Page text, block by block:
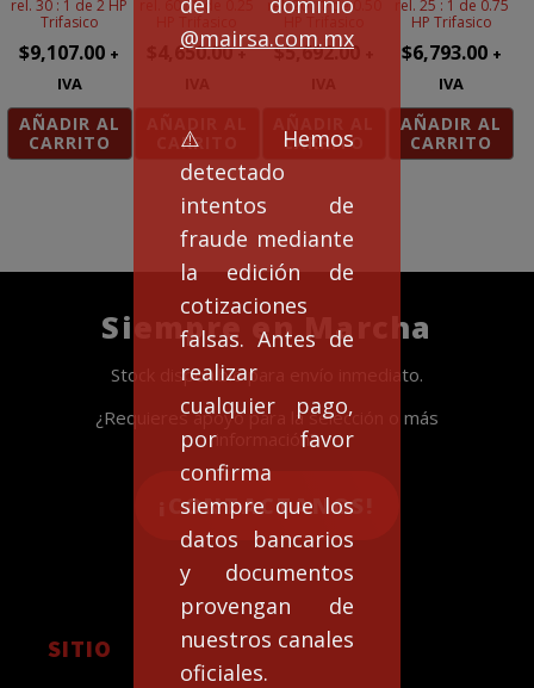
@mairsa.com.mx
⚠️Hemos
detectado
intentos de
fraude mediante
la edición de
cotizaciones
falsas. Antes de
realizar
cualquier pago,
por favor
confirma
siempre que los
datos bancarios
y documentos
provengan de
nuestros canales
oficiales.
rel. 30 : 1 de 2 HP
Trifasico
$9,107.00 +
IVA
AÑADIR AL
CARRITO
rel. 60 : 1 de 0.25
4,650.00 +
CARRITO
rel. 20 : 1 de 0.50
$5,692.00
CARRITO
rel. 25 : 1 de 0.75
HP Trifasico
$6,793.00 +
IVA
AÑADIR AL
CARRITO
Siempre en Marcha
Stock disponible para envío inmediato.
¿Requieres apoyo para la selección o más
información?
¡CONTACTANOS!
SITIO